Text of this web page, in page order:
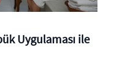
Uygulaması ile